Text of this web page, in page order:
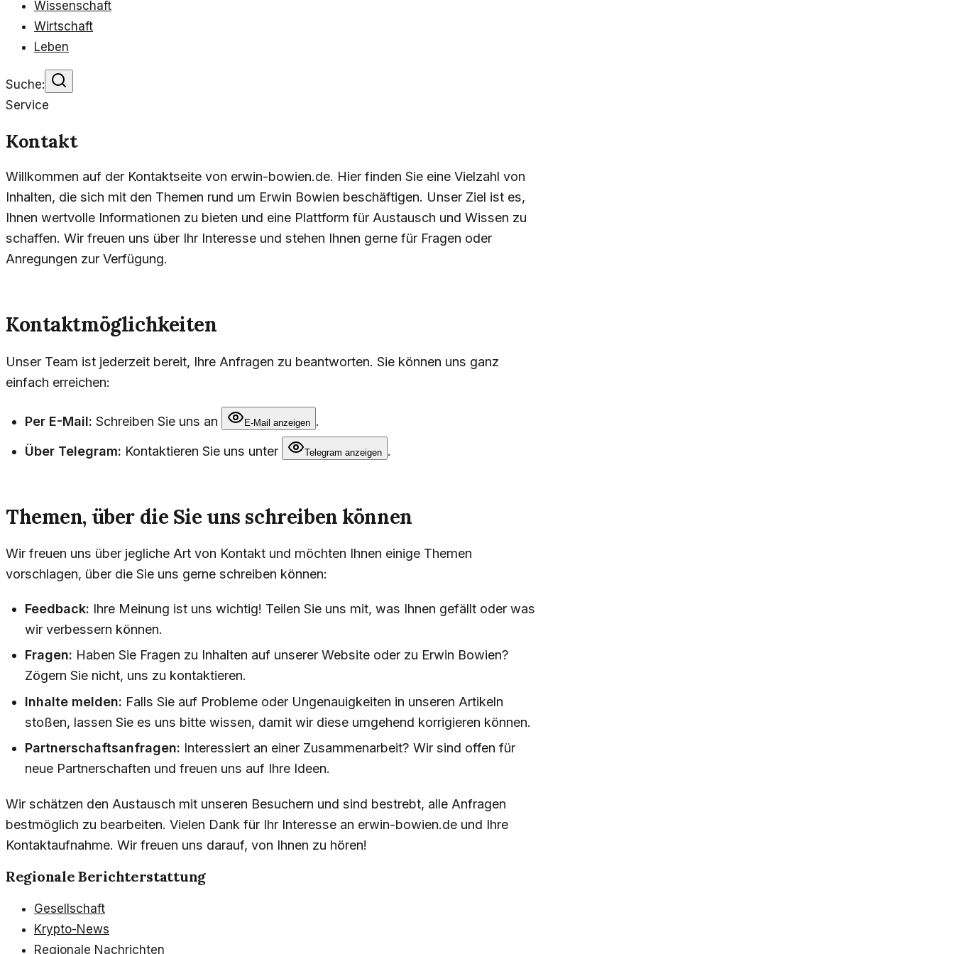
Wissenschaft
Wirtschaft
Leben
Suche:
Service
Kontakt
Willkommen auf der Kontaktseite von erwin-bowien.de. Hier finden Sie eine Vielzahl von
Inhalten, die sich mit den Themen rund um Erwin Bowien beschäftigen. Unser Ziel ist es,
Ihnen wertvolle Informationen zu bieten und eine Plattform für Austausch und Wissen zu
schaffen. Wir freuen uns über Ihr Interesse und stehen Ihnen gerne für Fragen oder
Anregungen zur Verfügung.
Kontaktmöglichkeiten
Unser Team ist jederzeit bereit, Ihre Anfragen zu beantworten. Sie können uns ganz
einfach erreichen:
Per E-Mail: Schreiben Sie uns an E-Mail anzeigen .
Über Telegram: Kontaktieren Sie uns unter Telegram anzeigen .
Themen, über die Sie uns schreiben können
Wir freuen uns über jegliche Art von Kontakt und möchten Ihnen einige Themen
vorschlagen, über die Sie uns gerne schreiben können:
Feedback: Ihre Meinung ist uns wichtig! Teilen Sie uns mit, was Ihnen gefällt oder was
wir verbessern können.
Fragen: Haben Sie Fragen zu Inhalten auf unserer Website oder zu Erwin Bowien?
Zögern Sie nicht, uns zu kontaktieren.
Inhalte melden: Falls Sie auf Probleme oder Ungenauigkeiten in unseren Artikeln
stoßen, lassen Sie es uns bitte wissen, damit wir diese umgehend korrigieren können.
Partnerschaftsanfragen: Interessiert an einer Zusammenarbeit? Wir sind offen für
neue Partnerschaften und freuen uns auf Ihre Ideen.
Wir schätzen den Austausch mit unseren Besuchern und sind bestrebt, alle Anfragen
bestmöglich zu bearbeiten. Vielen Dank für Ihr Interesse an erwin-bowien.de und Ihre
Kontaktaufnahme. Wir freuen uns darauf, von Ihnen zu hören!
Regionale Berichterstattung
Gesellschaft
Krypto-News
Regionale Nachrichten